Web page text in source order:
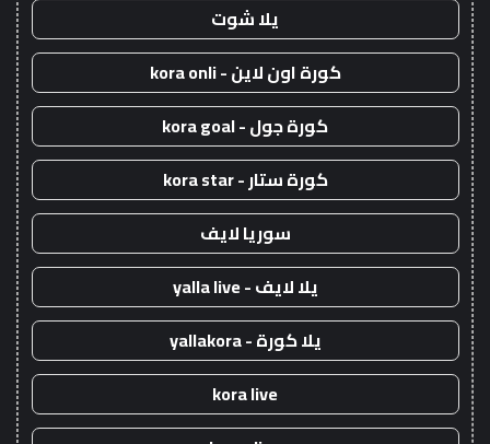
يلا شوت
كورة اون لاين - kora onli
كورة جول - kora goal
كورة ستار - kora star
سوريا لايف
يلا لايف - yalla live
يلا كورة - yallakora
kora live